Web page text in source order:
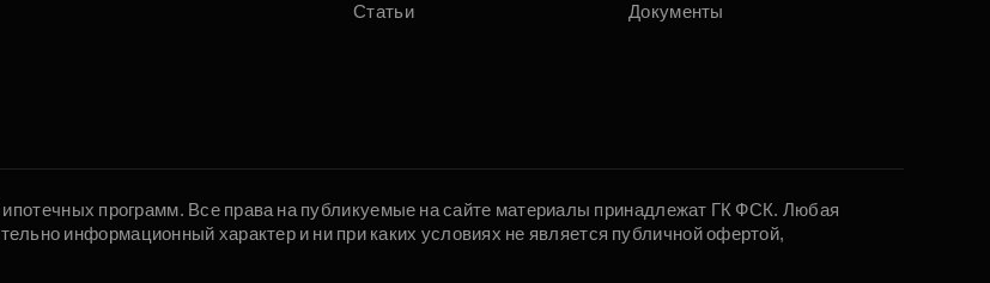
Статьи
Документы
программ. Все права на публикуемые на сайте материалы принадлежат ГК ФСК. Любая
информационный характер и ни при каких условиях не является публичной офертой,